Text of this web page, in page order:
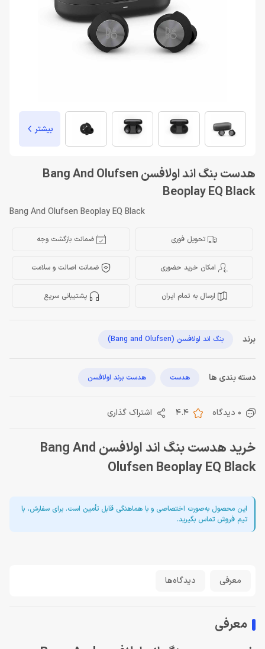
بیشتر
هدست بنگ اند اولافسن Bang And Olufsen
Beoplay EQ Black
Bang And Olufsen Beoplay EQ Black
تحویل فوری ضمانت بازگشت وجه
امکان خرید حضوری ضمانت اصالت و سلامت
ارسال به تمام ایران پشتیبانی سریع
برند بنگ اند اولافسن (Bang and Olufsen)
دسته بندی ها هدست هدست برند اولافسن
0 دیدگاه 4.4 اشتراک گذاری
خرید هدست بنگ اند اولافسن Bang And
Olufsen Beoplay EQ Black
این محصول به‌صورت اختصاصی و با هماهنگی قابل تأمین است. برای سفارش، با
تیم فروش تماس بگیرید.
معرفی دیدگاه‌ها
معرفی